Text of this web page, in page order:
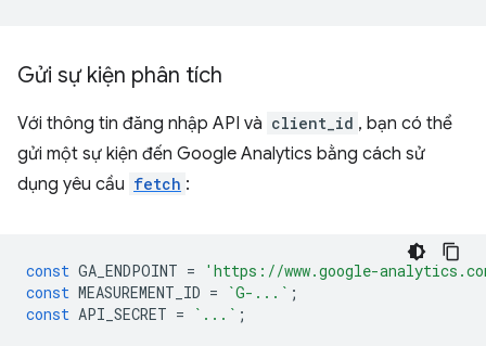
Gửi sự kiện phân tích
Với thông tin đăng nhập API và client_id , bạn có thể
gửi một sự kiện đến Google Analytics bằng cách sử
dụng yêu cầu fetch :
const GA_ENDPOINT =
'https://www.google-
const MEASUREMENT_ID = `G-...` ;
const API_SECRET = `...` ;